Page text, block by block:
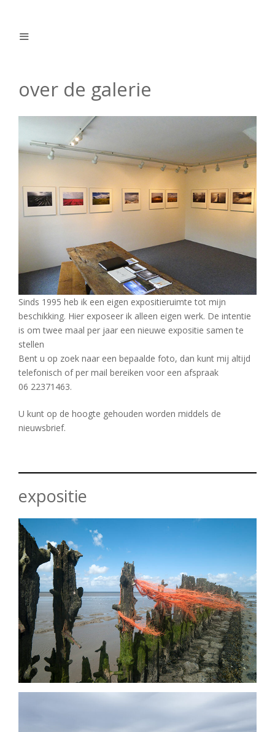
over de galerie
Sinds 1995 heb ik een eigen expositieruimte tot mijn
beschikking. Hier exposeer ik alleen eigen werk. De intentie
is om twee maal per jaar een nieuwe expositie samen te
stellen
Bent u op zoek naar een bepaalde foto, dan kunt mij altijd
telefonisch of per mail bereiken voor een afspraak
06 22371463.
U kunt op de hoogte gehouden worden middels de
nieuwsbrief.
expositie